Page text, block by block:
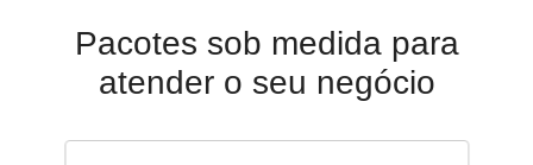
Pacotes sob medida para
atender o seu negócio